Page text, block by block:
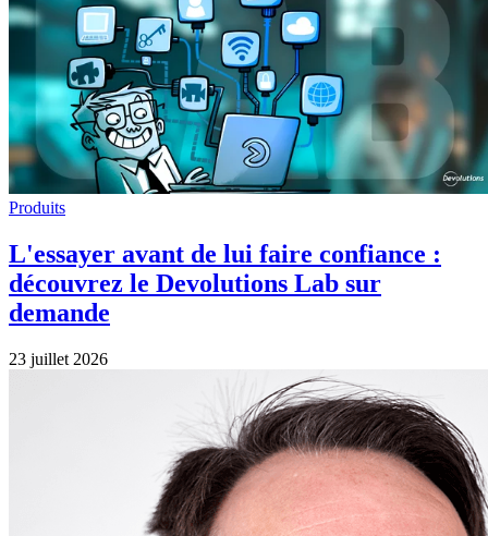
Produits
L'essayer avant de lui faire confiance :
découvrez le Devolutions Lab sur
demande
23 juillet 2026